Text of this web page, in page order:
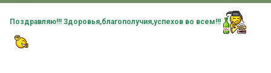
Поздравляю!!! Здоровья,благополучия,успехов во всем!!!